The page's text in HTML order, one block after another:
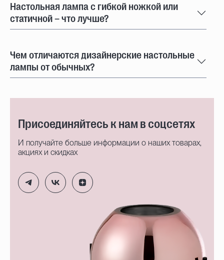
Настольная лампа с гибкой ножкой или
статичной – что лучше?
Чем отличаются дизайнерские настольные
лампы от обычных?
Присоединяйтесь к нам в соцсетях
И получайте больше информации о наших товарах,
акциях и скидках